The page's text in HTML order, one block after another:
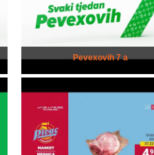
Pevexovih 7 a